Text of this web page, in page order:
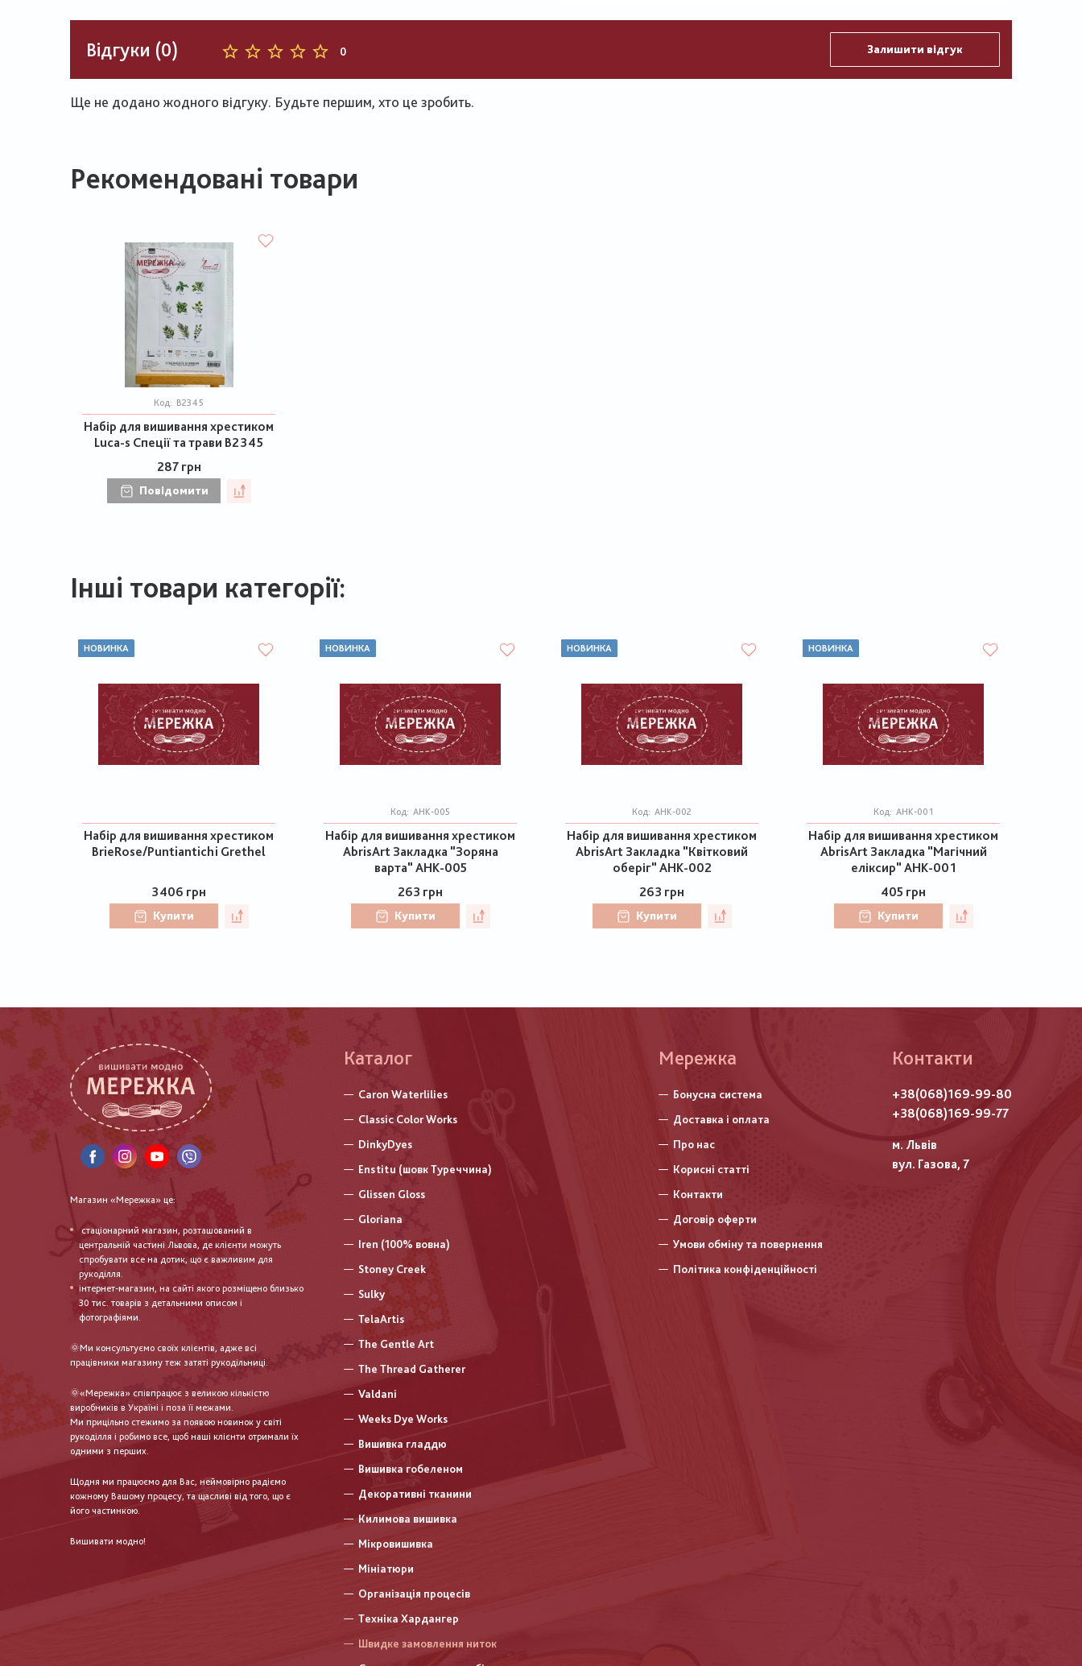
Відгуки (0) 0 Залишити відгук
Ще не додано жодного відгуку. Будьте першим, хто це зробить.
Рекомендовані товари
Код: В2345
Набір для вишивання хрестиком
Luca-s Спеції та трави В2345
287 грн
Повідомити
Інші товари категорії:
НОВИНКА
Набір для вишивання хрестиком
BrieRose/Puntiantichi Grethel
3406 грн
Купити
НОВИНКА
Код: AHK-005
Набір для вишивання хрестиком
AbrisArt Закладка "Зоряна
варта" AHK-005
263 грн
Купити
НОВИНКА
Код: AHK-002
Набір для вишивання хрестиком
AbrisArt Закладка "Квітковий
оберіг" AHK-002
263 грн
Купити
НОВИНКА
Код: AHK-001
Набір для вишивання хрестиком
AbrisArt Закладка "Магічний
еліксир" AHK-001
405 грн
Купити
Магазин «Мережка» це:
стаціонарний магазин, розташований в
центральній частині Львова, де клієнти можуть
спробувати все на дотик, що є важливим для
рукоділля.
інтернет-магазин, на сайті якого розміщено близько
30 тис. товарів з детальними описом і
фотографіями.
🌞Ми консультуємо своїх клієнтів, адже всі
працівники магазину теж затяті рукодільниці.
🌞«Мережка» співпрацює з великою кількістю
виробників в Україні і поза її межами.
Ми прицільно стежимо за появою новинок у світі
рукоділля і робимо все, щоб наші клієнти отримали їх
одними з перших.
Щодня ми працюємо для Вас, неймовірно радіємо
кожному Вашому процесу, та щасливі від того, що є
його частинкою.
Вишивати модно!
Каталог
Caron Waterlilies
Classic Color Works
DinkyDyes
Enstitu (шовк Туреччина)
Glissen Gloss
Gloriana
Iren (100% вовна)
Stoney Creek
Sulky
TelaArtis
The Gentle Art
The Thread Gatherer
Valdani
Weeks Dye Works
Вишивка гладдю
Вишивка гобеленом
Декоративні тканини
Килимова вишивка
Мікровишивка
Мініатюри
Організація процесів
Техніка Хардангер
Швидке замовлення ниток
Меню
нижнього
колонтитулу
Мережка
Бонусна система
Доставка і оплата
Про нас
Корисні статті
Контакти
Договір оферти
Умови обміну та повернення
Політика конфіденційності
Контакти
+38(068)169-99-80
+38(068)169-99-77
м. Львів
вул. Газова, 7